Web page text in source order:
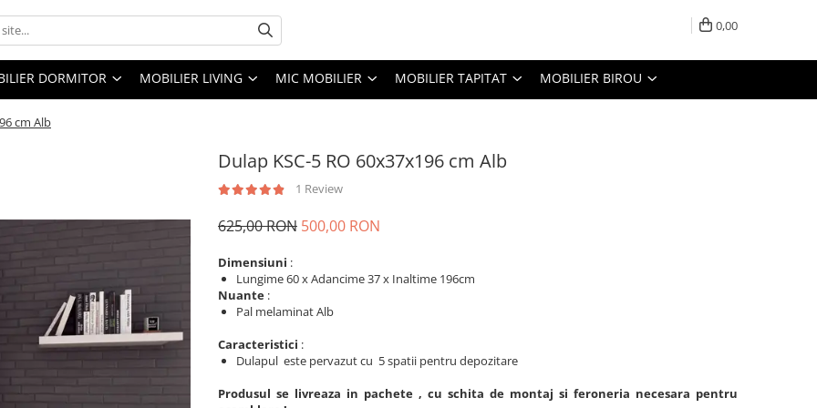
0,00
DORMITOR MOBILIER LIVING MIC MOBILIER MOBILIER TAPITAT MOBILIER BIROU
cm Alb
Dulap KSC-5 RO 60x37x196 cm Alb
1 Review
625,00 RON 500,00 RON
Dimensiuni :
Lungime 60 x Adancime 37 x Inaltime 196cm
Nuante :
Pal melaminat Alb
Caracteristici :
Dulapul este pervazut cu 5 spatii pentru depozitare
Produsul se livreaza in pachete , cu schita de montaj si feroneria necesara pentru